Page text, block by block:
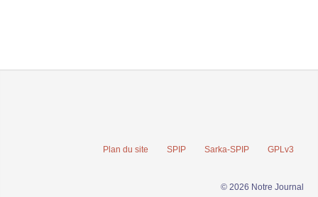
Plan du site SPIP Sarka-SPIP GPLv3
© 2026 Notre Journal